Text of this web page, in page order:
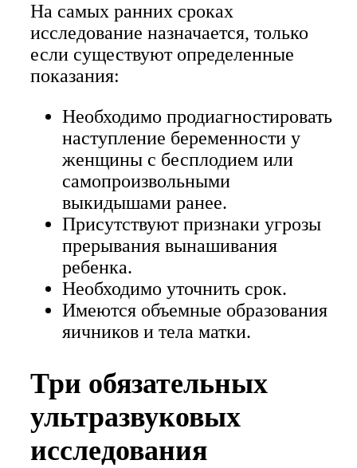
На самых ранних сроках
исследование назначается, только
если существуют определенные
показания:
Необходимо продиагностировать
наступление беременности у
женщины с бесплодием или
самопроизвольными
выкидышами ранее.
Присутствуют признаки угрозы
прерывания вынашивания
ребенка.
Необходимо уточнить срок.
Имеются объемные образования
яичников и тела матки.
Три обязательных
ультразвуковых
исследования